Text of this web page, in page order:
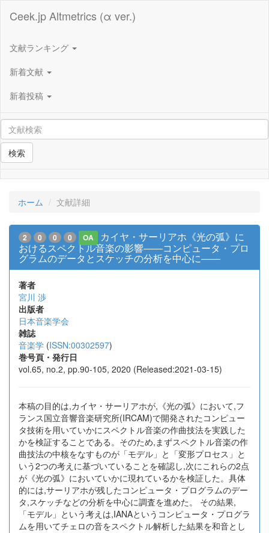
Ceek.jp Altmetrics (α ver.)
文献ランキング
新着文献
新着投稿
検索
ホーム 文献詳細
2 0 0 0 OA
カイヤ・サーリアホ《光の弧》に
おけるスペクトル音楽の影響――コンピュータ・プロ
グラムのデータとスケッチの分析を中心に――
著者
宮川 渉
出版者
日本音楽学会
雑誌
音楽学 (ISSN:00302597)
巻号頁・発行日
vol.65, no.2, pp.90-105, 2020 (Released:2021-03-15)
本稿の目的は,カイヤ・サーリアホが,《光の弧》において,フ
ランス国立音響音楽研究所(IRCAM)で開発されたコンピュー
タ技術を用いていかにスペクトル音楽の作曲技法を実践した
かを検証することである。そのため,まずスペクトル音楽の作
曲技法の中核をなすものが「モデル」と「変形プロセス」と
いう2つの考えに基づいていることを確認し,次にこれらの2点
が《光の弧》においていかに現れているかを検証した。具体
的には,サーリアホが残したコンピュータ・プログラムのデー
タ,スケッチなどの分析を中心に調査を進めた。 その結果,
「モデル」という考えは,IANAというコンピュータ・プログラ
ムを用いてチェロの音をスペクトル解析した結果を和音とし